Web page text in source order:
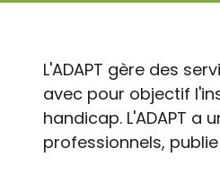
L'ADAPT gère des
avec pour objectif
handicap. L'ADAPT
professionnels,